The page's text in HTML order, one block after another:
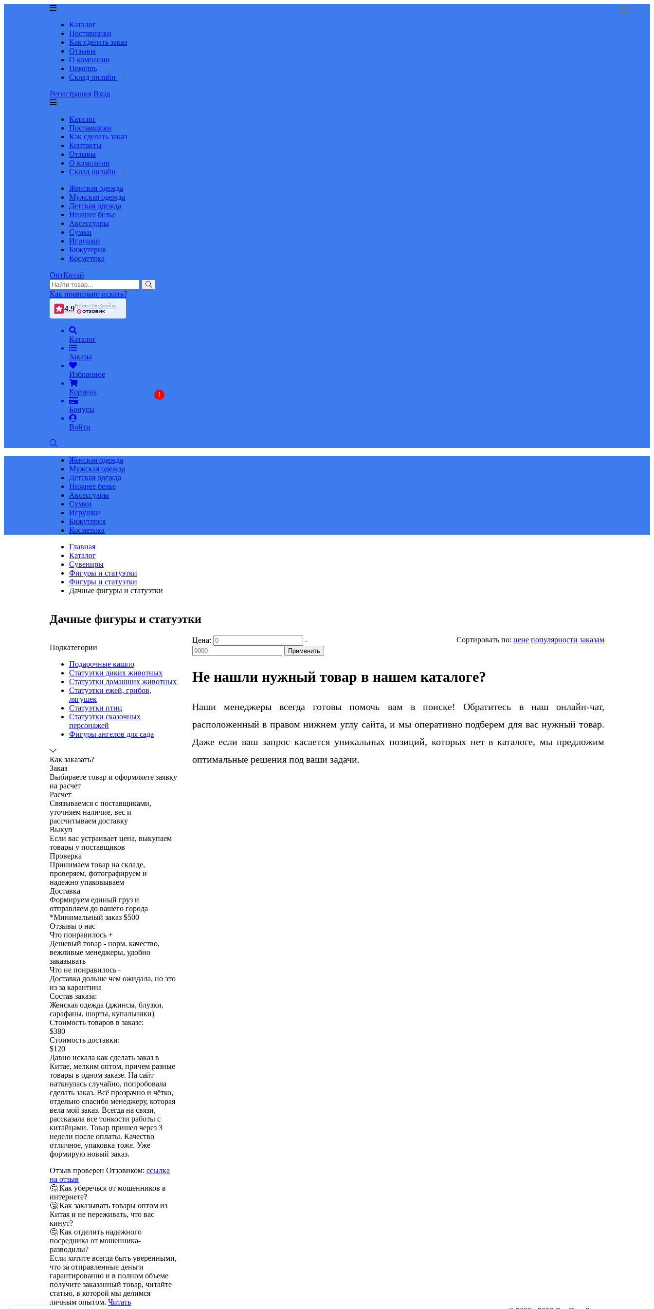
Каталог
Поставщики
Как сделать заказ
Отзывы
О компании
Помощь
Склад онлайн
Регистрация Вход
Каталог
Поставщики
Как сделать заказ
Контакты
Отзывы
О компании
Склад онлайн
Женская одежда
Мужская одежда
Детская одежда
Нижнее белье
Аксессуары
Сумки
Игрушки
Бижутерия
Косметика
ОптКитай
Как правильно искать?
4.9Рейтинг ОптКитай на
Каталог
Заказы
Избранное
Корзина
Бонусы
!
Войти
Женская одежда
Мужская одежда
Детская одежда
Нижнее белье
Аксессуары
Сумки
Игрушки
Бижутерия
Косметика
Главная
Каталог
Сувениры
Фигуры и статуэтки
Фигуры и статуэтки
Дачные фигуры и статуэтки
Дачные фигуры и статуэтки
Подкатегории
Подарочные кашпо
Статуэтки диких животных
Статуэтки домашних животных
Статуэтки ежей, грибов,
лягушек
Статуэтки птиц
Статуэтки сказочных
персонажей
Фигуры ангелов для сада
Как заказать?
Заказ
Выбираете товар и оформляете заявку
на расчет
Расчет
Связываемся с поставщиками,
уточняем наличие, вес и
рассчитываем доставку
Выкуп
Если вас устраивает цена, выкупаем
товары у поставщиков
Проверка
Принимаем товар на складе,
проверяем, фотографируем и
надежно упаковываем
Доставка
Формируем единый груз и
отправляем до вашего города
*Минимальный заказ $500
Отзывы о нас
Что понравилось +
Дешевый товар - норм. качество,
вежливые менеджеры, удобно
заказывать
Что не понравилось -
Доставка дольше чем ожидала, но это
из за карантина
Состав заказа:
Женская одежда (джинсы, блузки,
сарафаны, шорты, купальники)
Стоимость товаров в заказе:
$380
Стоимость доставки:
$120
Давно искала как сделать заказ в
Китае, мелким оптом, причем разные
товары в одном заказе. На сайт
наткнулась случайно, попробовала
сделать заказ. Всё прозрачно и чётко,
отдельно спасибо менеджеру, которая
вела мой заказ. Всегда на связи,
рассказала все тонкости работы с
китайцами. Товар пришел через 3
недели после оплаты. Качество
отличное, упаковка тоже. Уже
формирую новый заказ.
Отзыв проверен Отзовиком: ссылка
на отзыв
🤔 Как уберечься от мошенников в
интернете?
🤔 Как заказывать товары оптом из
Китая и не переживать, что вас
кинут?
🤔 Как отделить надежного
посредника от мошенника-
разводилы?
Если хотите всегда быть уверенными,
что за отправленные деньги
гарантированно и в полном объеме
получите заказанный товар, читайте
статью, в которой мы делимся
личным опытом. Читать
Сортировать по: цене популярности заказам
Цена: -
Применить
Не нашли нужный товар в нашем каталоге?
Наши менеджеры всегда готовы помочь вам в поиске! Обратитесь в наш онлайн-чат,
расположенный в правом нижнем углу сайта, и мы оперативно подберем для вас нужный товар.
Даже если ваш запрос касается уникальных позиций, которых нет в каталоге, мы предложим
оптимальные решения под ваши задачи.